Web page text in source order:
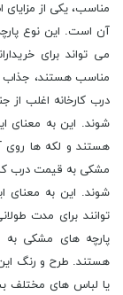
مناسب، یکی از
آن است. این نوع
می تواند برای
مناسب هستند، جذاب
درب کارخانه اغلب از
شوند. این به معنای
هستند و لکه ها روی
مشکی به قیمت درب
شوند. این به معنای
توانند برای مدت
پارچه های مشکی به
هستند. طرح و رنگ
یا لباس های مختلف